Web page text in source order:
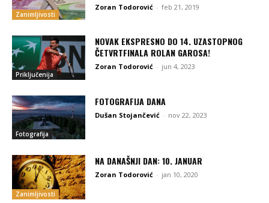
Zanimljivosti
Zoran Todorović - feb 21, 2019
Priključenija
NOVAK EKSPRESNO DO 14. UZASTOPNOG
ČETVRTFINALA ROLAN GAROSA!
Zoran Todorović - jun 4, 2023
Fotografija
FOTOGRAFIJA DANA
Dušan Stojančević - nov 22, 2023
Zanimljivosti
NA DANAŠNJI DAN: 10. JANUAR
Zoran Todorović - jan 10, 2020